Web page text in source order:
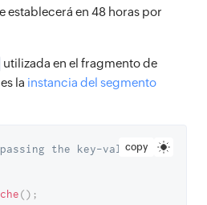
establecerá en 48 horas por
utilizada en el fragmento de
la instancia del segmento
copy
the key-value
() ;